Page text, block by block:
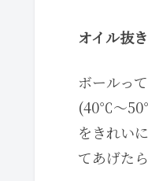
オイル抜き
ボールっ
(40℃～
をきれい
てあげた